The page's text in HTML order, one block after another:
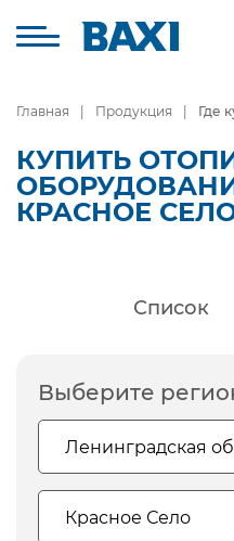
Главная Продукция Где
КУПИТЬ
КРАСНОЕ
Список
Выберите